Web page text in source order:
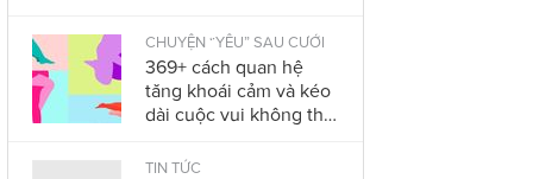
CHUYỆN “YÊU” SAU CƯỚI
369+ cách quan hệ
tăng khoái cảm và kéo
dài cuộc vui không thể
2023
TIN TỨC